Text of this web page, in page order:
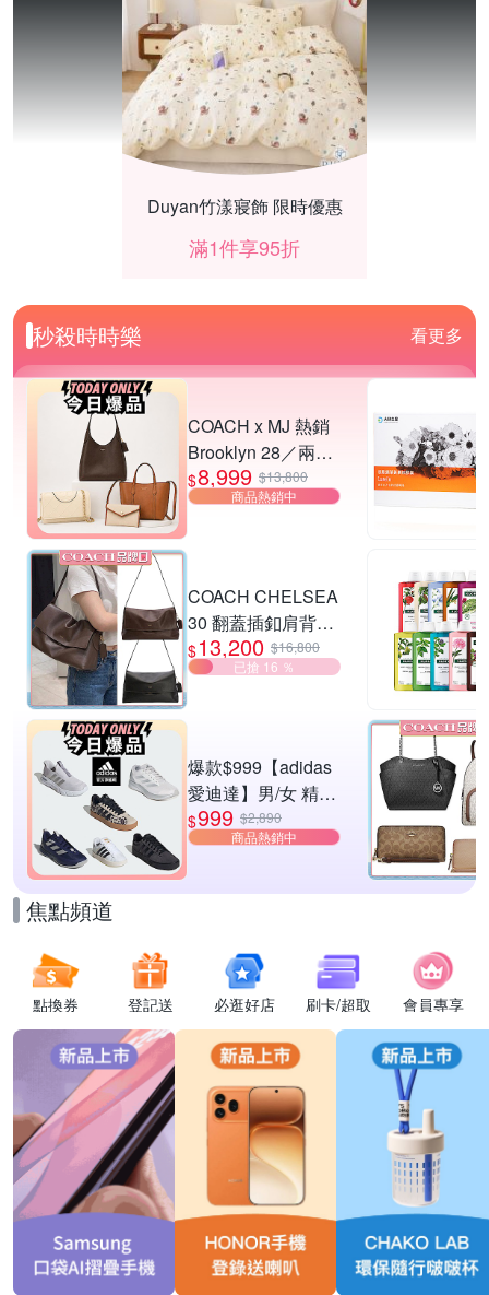
Duyan竹漾寢飾 限時優惠
滿1件享95折
滿1件享88折
秒殺時時樂 看更多
COACH x MJ 熱銷
Brooklyn 28／兩用
／斜背包均一價-多
款可選
$8,999 $13,800
商品熱銷中
COACH CHELSEA
30 翻蓋插釦肩背包
兩色供選
$13,200 $16,800
已搶 16 ％
爆款$999【adidas
愛迪達】男/女 精選
運動鞋休閒鞋 任選
均一價
$999 $2,890
商品熱銷中
焦點頻道
點換券 登記送 必逛好店 刷卡/超取 會員專享